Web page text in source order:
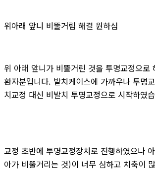
위아래 앞니 비뚤거림 해결 원하심
위 아래 앞니가 비뚤거린 것을 투명교정으로
환자분입니다. 발치케이스에 가까우나 투명
치교정 대신 비발치 투명교정으로 시작하였
교정 초반에 투명교정장치로 진행하였으나
아가 비뚤거리는 것)이 너무 심하고 치축이